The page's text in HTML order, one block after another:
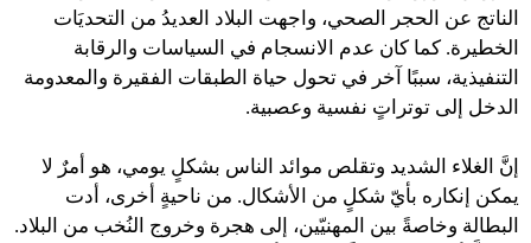
الناتج عن الحجر الصحي، واجهت البلاد العديدُ من التحديَات
الخطيرة. كما كان عدم الانسجام في السياسات والرقابة
التنفيذية، سببًا آخر في تحول حياة الطبقات الفقيرة والمعدومة
الدخل إلى توتراتٍ نفسية وعصبية.
إنَّ الغلاء الشديد وتقلص موائد الناس بشكلٍ يومي، هو أمرٌ لا
يمكن إنكاره بأيّ شكلٍ من الأشكال. من ناحيةٍ أخرى، أدت
البطالة وخاصةً بين المهنيّين، إلى هجرة وخروج النُخب من البلاد.